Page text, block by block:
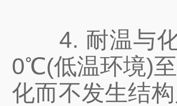
4. 耐温与化
0℃(低温环境)
化而不发生结